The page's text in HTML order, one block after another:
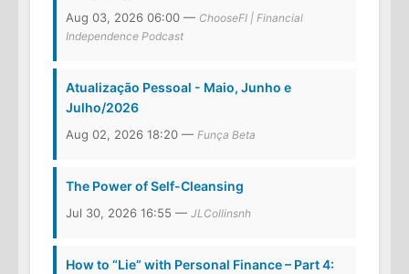
Aug 03, 2026 06:00 — ChooseFI | Financial
Independence Podcast
Atualização Pessoal - Maio, Junho e
Julho/2026
Aug 02, 2026 18:20 — Funça Beta
The Power of Self-Cleansing
Jul 30, 2026 16:55 — JLCollinsnh
How to “Lie” with Personal Finance – Part 4: